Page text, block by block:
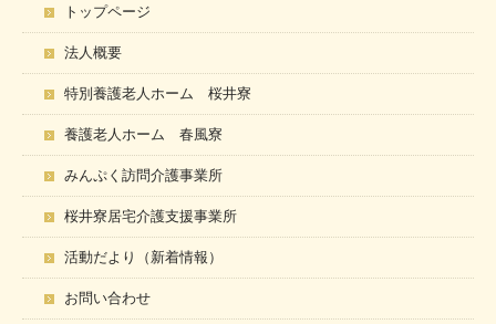
トップページ
法人概要
特別養護老人ホーム 桜井寮
養護老人ホーム 春風寮
みんぷく訪問介護事業所
桜井寮居宅介護支援事業所
活動だより（新着情報）
お問い合わせ